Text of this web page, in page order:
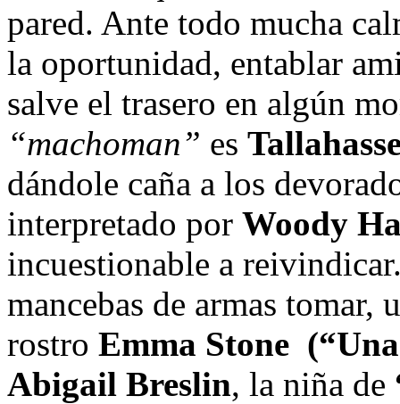
pared. Ante todo mucha
la oportunidad, entablar
salve el trasero en algún
“machoman” es
dándole caña a los
interpretado por Woody
incuestionable a
mancebas de armas tomar,
rostro Emma Stone
Abigail Breslin, la niña de